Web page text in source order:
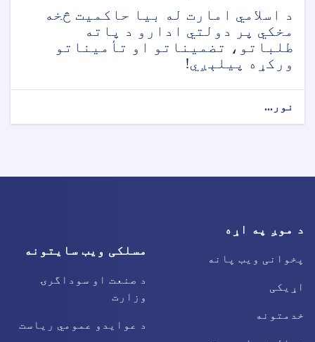
د اسلامي امارت له بیا حاکمیت څخه
مخکي پر دولتي ادارو د پاته
طلباتو، تضمیناتو او تأمیناتو
ورکړه پیلېږي!
نور...
د موږ په اړه
پخوانی ویب پانه
اړیکی
خدمتونه
مسلکی ویب سایتونه
د صنعت او سوداگرۍ
وزارت
د عوایدو عمومي ریاست